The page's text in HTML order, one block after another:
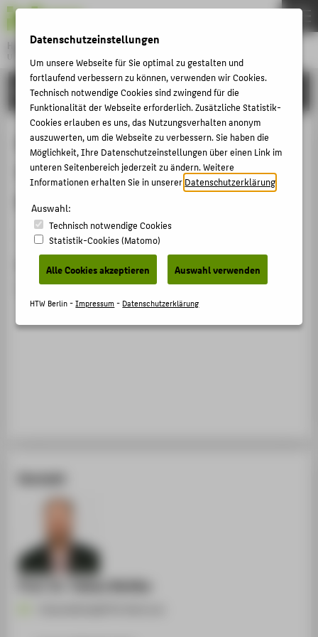
Hochschule für Technik und Wirtschaft Berlin
University of Applied Sciences
Menu
FORSCHUNG
Ehrenamtliches Engagement im
Vorstand des Arbeitskreises
Museumspädagogik Hessen e.V.
Mitgliedschaft › Fachgesellschaft / Verband › 2008
Datum
01.01.2008 - 29.02.2012
Kontakt
Prof. Dr. Tobias Nettke
THEMEN
HOCHSCHULE
CAMPUS
STUDIUM
LEHRE
KARRIERE
INTERNATIONAL
INFORMATIONEN FÜR
STUDIENINTERESSIERTE
Datenschutzeinstellungen
Um unsere Webseite für Sie optimal zu gestalten und
fortlaufend verbessern zu können, verwenden wir Cookies.
Technisch notwendige Cookies sind zwingend für die
Funktionalität der Webseite erforderlich. Zusätzliche Statistik-
Cookies erlauben es uns, das Nutzungsverhalten anonym
auszuwerten, um die Webseite zu verbessern. Sie haben die
Möglichkeit, Ihre Datenschutzeinstellungen über einen Link im
unteren Seitenbereich jederzeit zu ändern. Weitere
Informationen erhalten Sie in unsererDatenschutzerklärung
Auswahl:
Technisch notwendige Cookies
Statistik-Cookies (Matomo)
Alle Cookies akzeptieren Auswahl verwenden
HTW Berlin -Impressum- Datenschutzerklärung